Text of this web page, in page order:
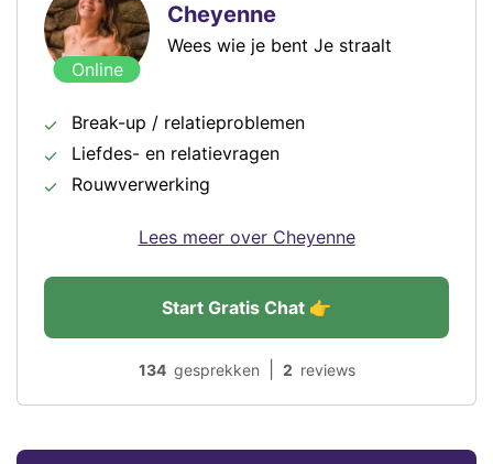
Online
Cheyenne
Wees wie je bent Je straalt
Break-up / relatieproblemen
Liefdes- en relatievragen
Rouwverwerking
2 reviews
134 gesprekken
Start Gratis Chat 👉
Lees meer over Cheyenne